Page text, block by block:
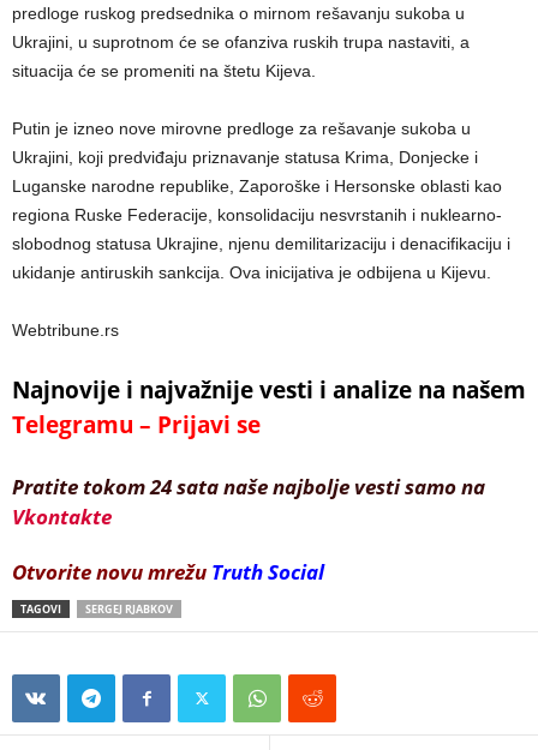
predloge ruskog predsednika o mirnom rešavanju sukoba u
Ukrajini, u suprotnom će se ofanziva ruskih trupa nastaviti, a
situacija će se promeniti na štetu Kijeva.
Putin je izneo nove mirovne predloge za rešavanje sukoba u
Ukrajini, koji predviđaju priznavanje statusa Krima, Donjecke i
Luganske narodne republike, Zaporoške i Hersonske oblasti kao
regiona Ruske Federacije, konsolidaciju nesvrstanih i nuklearno-
slobodnog statusa Ukrajine, njenu demilitarizaciju i denacifikaciju i
ukidanje antiruskih sankcija. Ova inicijativa je odbijena u Kijevu.
Webtribune.rs
Najnovije i najvažnije vesti i analize na našem
Telegramu – Prijavi se
Pratite tokom 24 sata naše najbolje vesti samo na
Vkontakte
Otvorite novu mrežu Truth Social
TAGOVI SERGEJ RJABKOV